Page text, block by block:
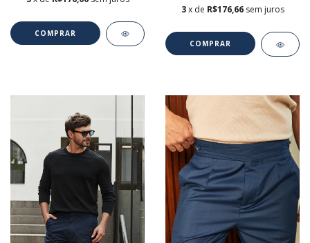
COMPRAR
3 x de R$176,66 sem juros
COMPRAR